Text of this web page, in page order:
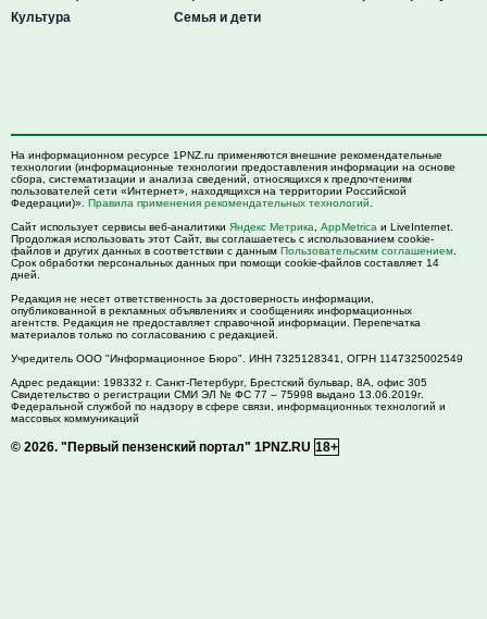
Культура
Семья и дети
На информационном ресурсе 1PNZ.ru применяются внешние рекомендательные
технологии (информационные технологии предоставления информации на основе
сбора, систематизации и анализа сведений, относящихся к предпочтениям
пользователей сети «Интернет», находящихся на территории Российской
Федерации)». Правила применения рекомендательных технологий
Сайт использует сервисы веб-аналитики Яндекс Метрика AppMetrica и LiveInternet.
Продолжая использовать этот Сайт, вы соглашаетесь с использованием cookie-
файлов и других данных в соответствии с данным Пользовательским соглашением
Срок обработки персональных данных при помощи cookie-файлов составляет 14
дней.
Редакция не несет ответственность за достоверность информации,
опубликованной в рекламных объявлениях и сообщениях информационных
агентств. Редакция не предоставляет справочной информации. Перепечатка
материалов только по согласованию с редакцией.
Учредитель ООО "Информационное Бюро". ИНН 7325128341, ОГРН 1147325002549
Адрес редакции: 198332 г. Санкт-Петербург, Брестский бульвар, 8А, офис 305
Свидетельство о регистрации СМИ ЭЛ № ФС 77 – 75998 выдано 13.06.2019г.
Федеральной службой по надзору в сфере связи, информационных технологий и
массовых коммуникаций
© 2026. "Первый пензенский портал" 1PNZ.RU 18+